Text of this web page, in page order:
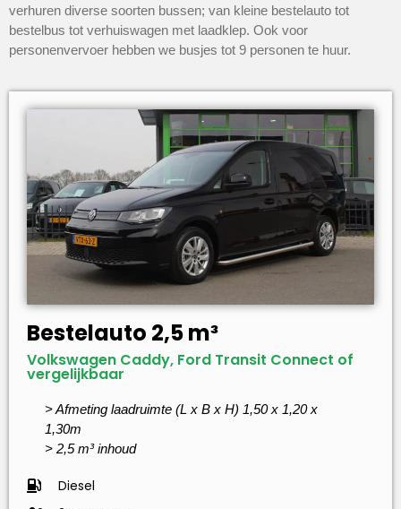
verhuren diverse soorten bussen; van kleine bestelauto tot
bestelbus tot verhuiswagen met laadklep. Ook voor
personenvervoer hebben we busjes tot 9 personen te huur.
Bestelauto 2,5 m³
Volkswagen Caddy, Ford Transit Connect of
vergelijkbaar
> Afmeting laadruimte (L x B x H) 1,50 x 1,20 x
1,30m
> 2,5 m³ inhoud
Diesel